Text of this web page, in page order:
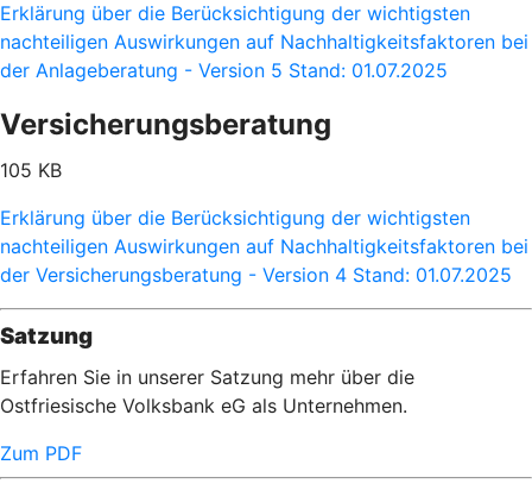
Erklärung über die Berücksichtigung der wichtigsten
nachteiligen Auswirkungen auf Nachhaltigkeitsfaktoren bei
der Anlageberatung - Version 5 Stand: 01.07.2025
Versicherungsberatung
105 KB
Erklärung über die Berücksichtigung der wichtigsten
nachteiligen Auswirkungen auf Nachhaltigkeitsfaktoren bei
der Versicherungsberatung - Version 4 Stand: 01.07.2025
Satzung
Erfahren Sie in unserer Satzung mehr über die
Ostfriesische Volksbank eG als Unternehmen.
Zum PDF